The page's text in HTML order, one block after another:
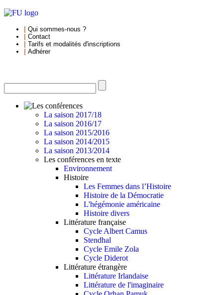
Qui sommes-nous ?
Contact
Tarifs et modalités d'inscriptions
Adhérer
La saison 2017/18
La saison 2016/17
La saison 2015/2016
La saison 2014/2015
La saison 2013/2014
Les conférences en texte
Environnement
Histoire
Les Femmes dans l’Histoire
Histoire de la Démocratie
L'hégémonie américaine
Histoire divers
Littérature française
Cycle Albert Camus
Stendhal
Cycle Emile Zola
Cycle Diderot
Littérature étrangère
Littérature Irlandaise
Littérature de l'imaginaire